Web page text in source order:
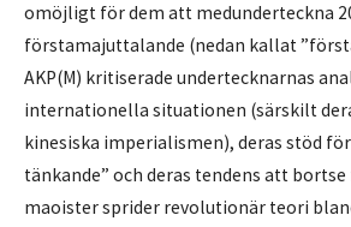
omöjligt för dem att medunderteckna
förstamajuttalande (nedan kallat
AKP(M) kritiserade undertecknarnas
internationella situationen (särskilt
kinesiska imperialismen), deras stöd
tänkande” och deras tendens att
maoister sprider revolutionär teori